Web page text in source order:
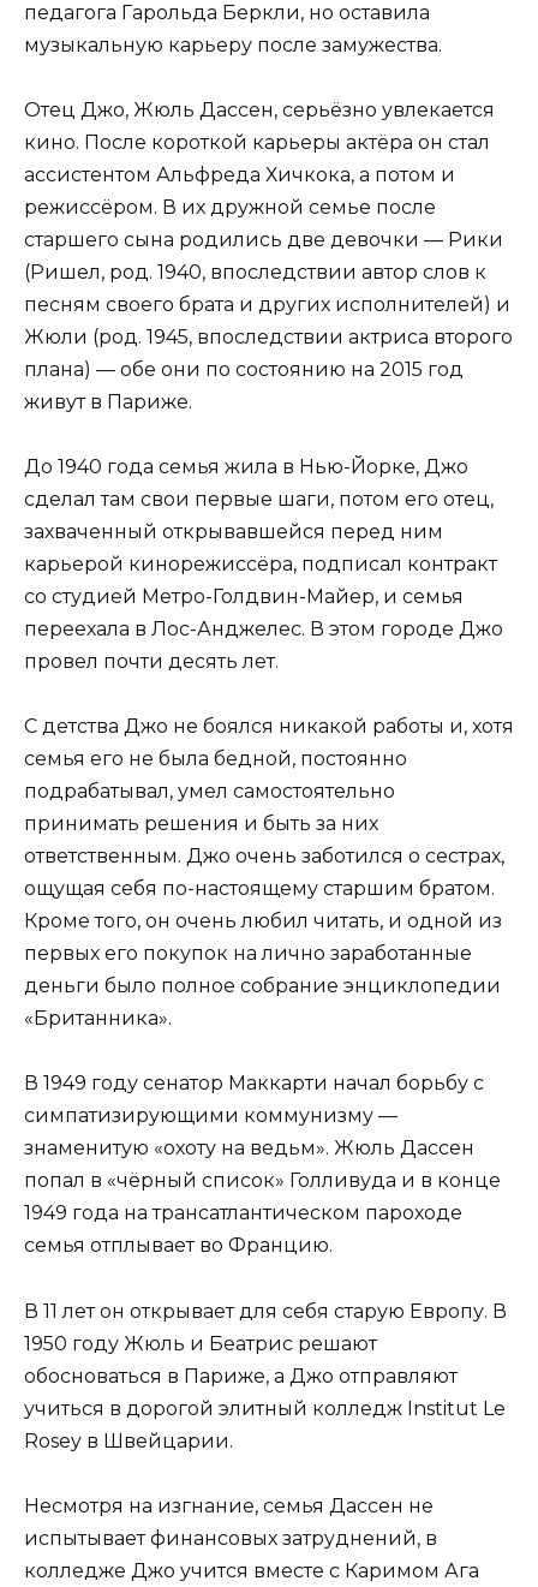
педагога Гарольда Беркли, но оставила
музыкальную карьеру после замужества.
Отец Джо, Жюль Дассен, серьёзно увлекается
кино. После короткой карьеры актёра он стал
ассистентом Альфреда Хичкока, а потом и
режиссёром. В их дружной семье после
старшего сына родились две девочки — Рики
(Ришел, род. 1940, впоследствии автор слов к
песням своего брата и других исполнителей) и
Жюли (род. 1945, впоследствии актриса второго
плана) — обе они по состоянию на 2015 год
живут в Париже.
До 1940 года семья жила в Нью-Йорке, Джо
сделал там свои первые шаги, потом его отец,
захваченный открывавшейся перед ним
карьерой кинорежиссёра, подписал контракт
со студией Метро-Голдвин-Майер, и семья
переехала в Лос-Анджелес. В этом городе Джо
провел почти десять лет.
С детства Джо не боялся никакой работы и, хотя
семья его не была бедной, постоянно
подрабатывал, умел самостоятельно
принимать решения и быть за них
ответственным. Джо очень заботился о сестрах,
ощущая себя по-настоящему старшим братом.
Кроме того, он очень любил читать, и одной из
первых его покупок на лично заработанные
деньги было полное собрание энциклопедии
«Британника».
В 1949 году сенатор Маккарти начал борьбу с
симпатизирующими коммунизму —
знаменитую «охоту на ведьм». Жюль Дассен
попал в «чёрный список» Голливуда и в конце
1949 года на трансатлантическом пароходе
семья отплывает во Францию.
В 11 лет он открывает для себя старую Европу. В
1950 году Жюль и Беатрис решают
обосноваться в Париже, а Джо отправляют
учиться в дорогой элитный колледж Institut Le
Rosey в Швейцарии.
Несмотря на изгнание, семья Дассен не
испытывает финансовых затруднений, в
колледже Джо учится вместе с Каримом Ага